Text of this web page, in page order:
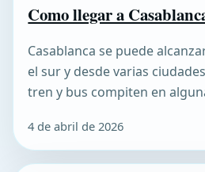
Como llegar a
Casablanca se puede
el sur y desde varias
tren y bus compiten en
4 de abril de 2026